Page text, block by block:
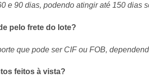
e 90 dias, podendo atingir até 150 dias
pelo frete do lote?
que pode ser CIF ou FOB,
feitos à vista?